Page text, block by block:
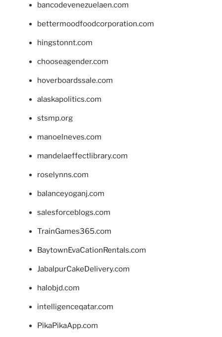
bancodevenezuelaen.com
bettermoodfoodcorporation.com
hingstonnt.com
chooseagender.com
hoverboardssale.com
alaskapolitics.com
stsmp.org
manoelneves.com
mandelaeffectlibrary.com
roselynns.com
balanceyoganj.com
salesforceblogs.com
TrainGames365.com
BaytownEvaCationRentals.com
JabalpurCakeDelivery.com
halobjd.com
intelligenceqatar.com
PikaPikaApp.com